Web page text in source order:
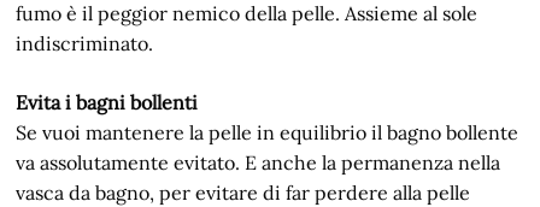
fumo è il peggior nemico della pelle. Assieme al sole
indiscriminato.
Evita i bagni bollenti
Se vuoi mantenere la pelle in equilibrio il bagno bollente
va assolutamente evitato. E anche la permanenza nella
vasca da bagno, per evitare di far perdere alla pelle